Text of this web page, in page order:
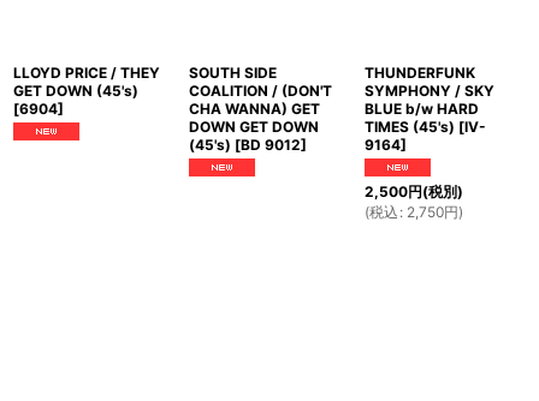
LLOYD PRICE / THEY
GET DOWN (45's)
[6904]
SOUTH SIDE
COALITION / (DON'T
CHA WANNA) GET
DOWN GET DOWN
(45's) [BD 9012]
THUNDERFUNK
SYMPHONY / SKY
BLUE b/w HARD
TIMES (45's) [IV-
9164]
2,500円(税別)
(税込 : 2,750円)